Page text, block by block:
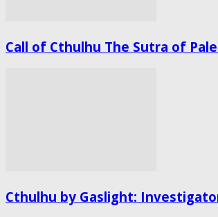
Call of Cthulhu The Sutra of
Cthulhu by Gaslight: